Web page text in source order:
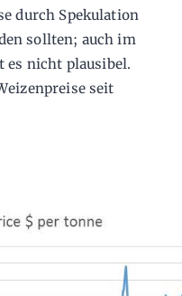
durch Spekulation
sollten; auch im
es nicht plausibel.
seit